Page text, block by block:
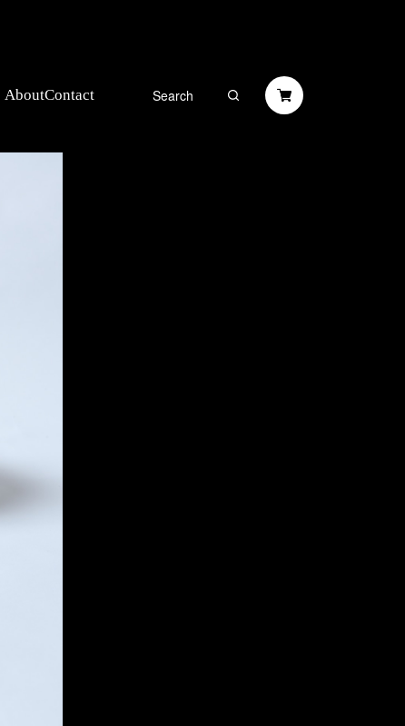
AboutContact